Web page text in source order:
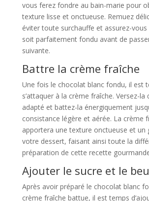
vous ferez fondre au bain-marie pour
texture lisse et onctueuse. Remuez
éviter toute surchauffe et assurez-
soit parfaitement fondu avant de
suivante.
Battre la crème fraîche
Une fois le chocolat blanc fondu, il est
s’attaquer à la crème fraîche. Versez-la
adapté et battez-la énergiquement
consistance légère et aérée. La crème
apportera une texture onctueuse et un
votre dessert, faisant ainsi toute la
préparation de cette recette
Ajouter le sucre et le
Après avoir préparé le chocolat blanc
crème fraîche battue, il est temps